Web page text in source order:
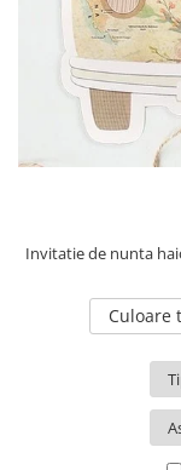
Pachete marturii
Pungi si cutii
Sticle si borcane
Cutii flori de hartie
Cutii flori de sapun
Cutii flori mixte
Cutii LUX
Aranjamente
2020 Craciun si
2022 Crăciun
Toamna și
Invitatie de nunta
Culoare